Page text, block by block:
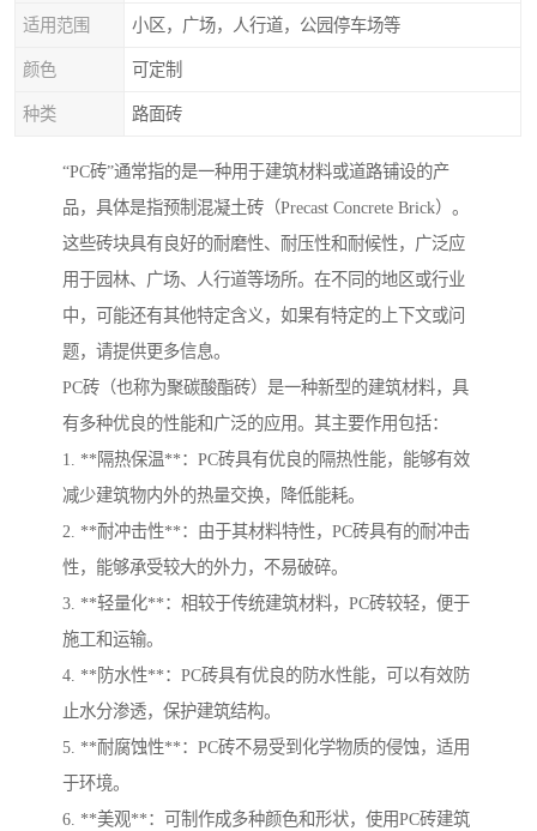
适用范围 小区，广场，人行道，公园停车场等
颜色 可定制
种类 路面砖
“PC砖”通常指的是一种用于建筑材料或道路铺设的产
品，具体是指预制混凝土砖（Precast Concrete Brick）。
这些砖块具有良好的耐磨性、耐压性和耐候性，广泛应
用于园林、广场、人行道等场所。在不同的地区或行业
中，可能还有其他特定含义，如果有特定的上下文或问
题，请提供更多信息。
PC砖（也称为聚碳酸酯砖）是一种新型的建筑材料，具
有多种优良的性能和广泛的应用。其主要作用包括：
1. **隔热保温**：PC砖具有优良的隔热性能，能够有效
减少建筑物内外的热量交换，降低能耗。
2. **耐冲击性**：由于其材料特性，PC砖具有的耐冲击
性，能够承受较大的外力，不易破碎。
3. **轻量化**：相较于传统建筑材料，PC砖较轻，便于
施工和运输。
4. **防水性**：PC砖具有优良的防水性能，可以有效防
止水分渗透，保护建筑结构。
5. **耐腐蚀性**：PC砖不易受到化学物质的侵蚀，适用
于环境。
6. **美观**：可制作成多种颜色和形状，使用PC砖建筑